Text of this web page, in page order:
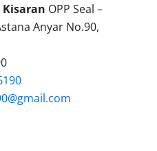
Kisaran OPP Seal –
Anyar No.90,